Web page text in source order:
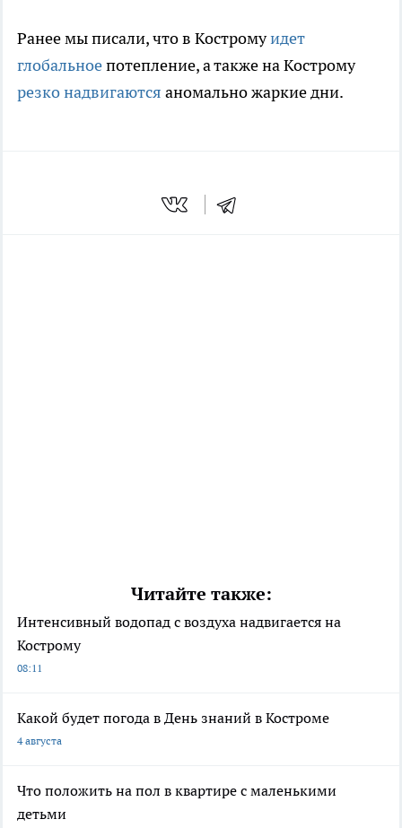
Ранее мы писали, что в Костромуидет
глобальноепотепление, а также на Кострому
резко надвигаются аномально жаркие дни.
Читайте также:
Интенсивный водопад с воздуха надвигается на
Кострому
08:11
Какой будет погода в День знаний в Костроме
4 августа
Что положить на пол в квартире с маленькими
детьми